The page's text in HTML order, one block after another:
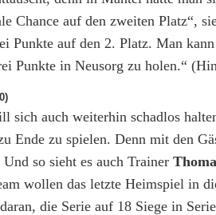
Chance auf den zweiten Platz“,
Punkte auf den 2. Platz. Man
Punkte in Neusorg zu holen.“
auch weiterhin schadlos
Ende zu spielen. Denn mit den
so sieht es auch Trainer
wollen das letzte Heimspiel in
die Serie auf 18 Siege in